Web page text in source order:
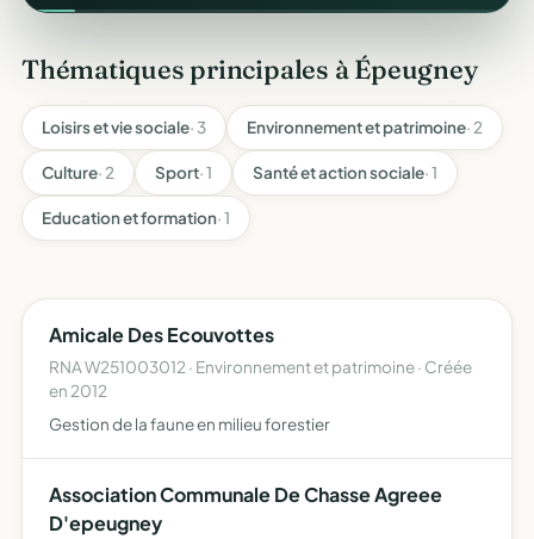
Thématiques principales à Épeugney
Loisirs et vie sociale· 3 Environnement et patrimoine· 2
Culture· 2 Sport· 1 Santé et action sociale· 1
Education et formation· 1
Amicale Des Ecouvottes
RNA W251003012 · Environnement et patrimoine · Créée
en 2012
Gestion de la faune en milieu forestier
Association Communale De Chasse Agreee
D'epeugney